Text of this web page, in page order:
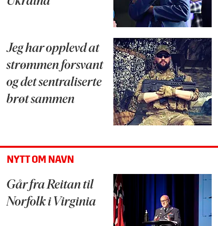
Jeg har opplevd at
strømmen forsvant
og det sentraliserte
brøt sammen
NYTT OM NAVN
Går fra Reitan til
Norfolk i Virginia